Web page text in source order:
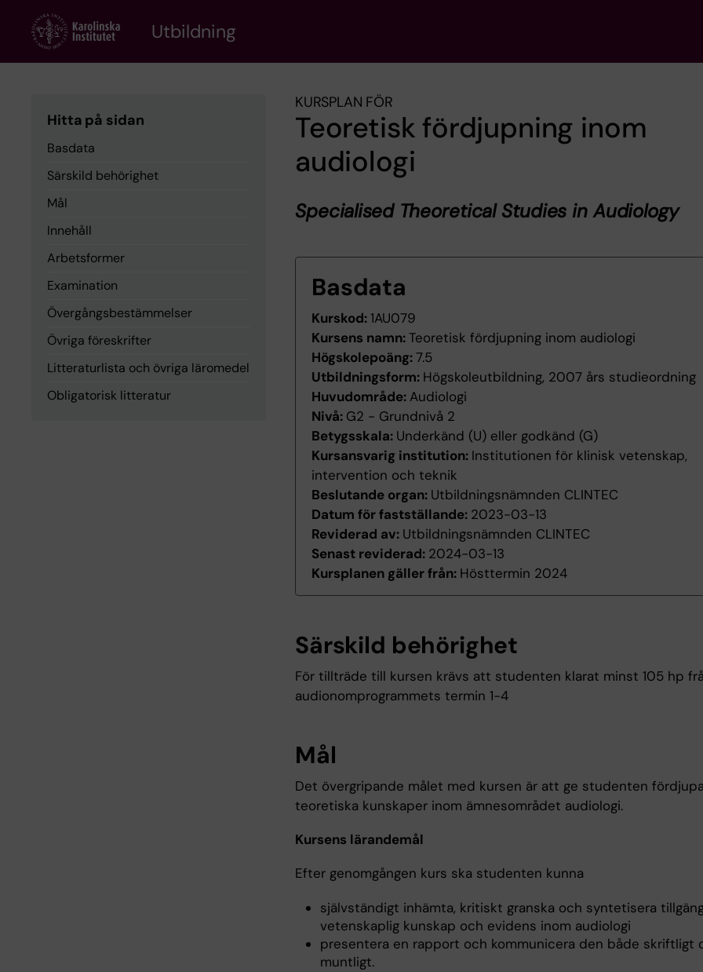
content
Utbildning
Hitta på sidan
Basdata
Särskild behörighet
Mål
Innehåll
Arbetsformer
Examination
Övergångsbestämmelser
Övriga föreskrifter
Litteraturlista och övriga läromedel
Obligatorisk litteratur
KURSPLAN FÖR
Teoretisk fördjupning inom
audiologi
Specialised Theoretical Studies in Audiology
Basdata
Kurskod:1AU079
Kursens namn:Teoretisk fördjupning inom audiologi
Högskolepoäng:7.5
Utbildningsform: Högskoleutbildning, 2007 års studieordning
Huvudområde: Audiologi
Nivå: G2 - Grundnivå 2
Betygsskala: Underkänd (U) eller godkänd (G)
Kursansvarig institution: Institutionen för klinisk vetenskap,
intervention och teknik
Beslutande organ: Utbildningsnämnden CLINTEC
Datum för fastställande: 2023-03-13
Reviderad av: Utbildningsnämnden CLINTEC
Senast reviderad: 2024-03-13
Kursplanen gäller från: Hösttermin 2024
Särskild behörighet
För tillträde till kursen krävs att studenten klarat minst 105 hp
audionomprogrammets termin 1-4
Mål
Det övergripande målet med kursen är att ge studenten
teoretiska kunskaper inom ämnesområdet audiologi.
Kursens lärandemål
Efter genomgången kurs ska studenten kunna
självständigt inhämta, kritiskt granska och syntetisera
vetenskaplig kunskap och evidens inom audiologi
presentera en rapport och kommunicera den både skriftligt
muntligt.